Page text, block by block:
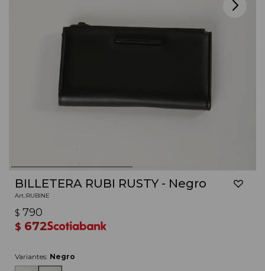
BILLETERA RUBI RUSTY - Negro
RUBINE
$ 790
$ 672
Variantes: Negro